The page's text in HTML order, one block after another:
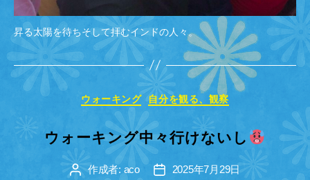
昇る太陽を待ちそして拝むインドの人々。
カ
ゴ
リ
ー
ウォーキング 自分を観る、観察
ウォーキング中々行けないし
投 作成者: aco
投
2025年7月29日